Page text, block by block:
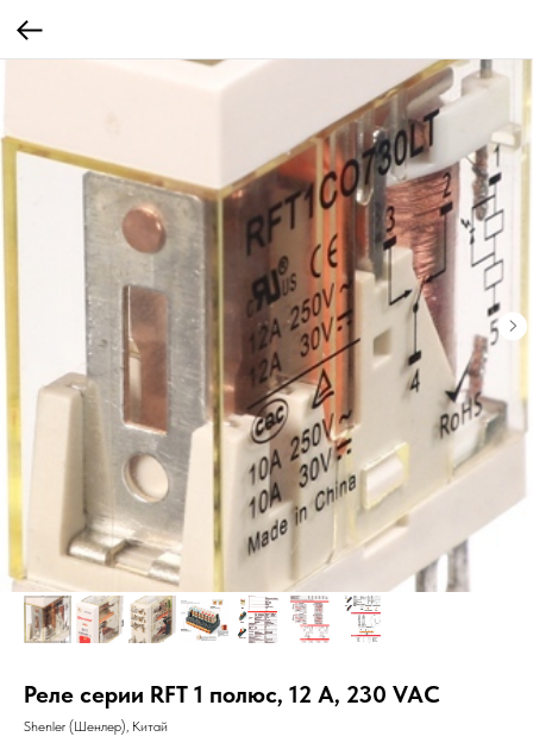
Реле серии RFT 1 полюс, 12 А, 230 VAC
Shenler (Шенлер), Китай